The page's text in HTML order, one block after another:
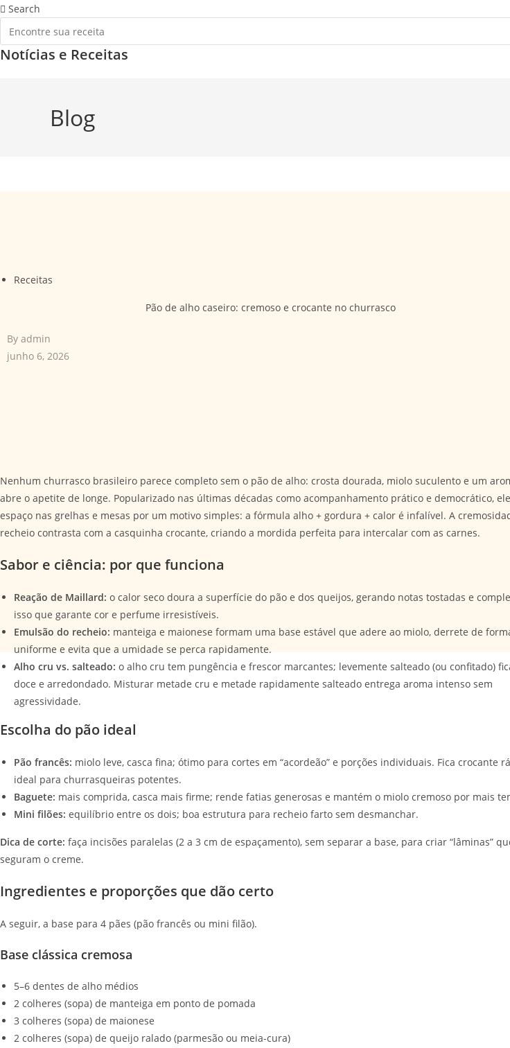
Ir
para
o
conteúdo
Search
Notícias e Receitas
Blog
Receitas
Pão de alho caseiro: cremoso e crocante no churrasco
By admin
junho 6, 2026
Nenhum churrasco brasileiro parece completo sem o pão de alho: crosta dourada, miolo suculento e um
abre o apetite de longe. Popularizado nas últimas décadas como acompanhamento prático e democrático,
espaço nas grelhas e mesas por um motivo simples: a fórmula alho + gordura + calor é infalível. A
recheio contrasta com a casquinha crocante, criando a mordida perfeita para intercalar com as carnes.
Sabor e ciência: por que funciona
Reação de Maillard: o calor seco doura a superfície do pão e dos queijos, gerando notas tostadas e
isso que garante cor e perfume irresistíveis.
Emulsão do recheio: manteiga e maionese formam uma base estável que adere ao miolo, derrete de
uniforme e evita que a umidade se perca rapidamente.
Alho cru vs. salteado: o alho cru tem pungência e frescor marcantes; levemente salteado (ou confitado)
doce e arredondado. Misturar metade cru e metade rapidamente salteado entrega aroma intenso sem
agressividade.
Escolha do pão ideal
Pão francês: miolo leve, casca fina; ótimo para cortes em “acordeão” e porções individuais. Fica crocante
ideal para churrasqueiras potentes.
Baguete: mais comprida, casca mais firme; rende fatias generosas e mantém o miolo cremoso por mais
Mini filões: equilíbrio entre os dois; boa estrutura para recheio farto sem desmanchar.
Dica de corte: faça incisões paralelas (2 a 3 cm de espaçamento), sem separar a base, para criar “lâminas”
seguram o creme.
Ingredientes e proporções que dão certo
A seguir, a base para 4 pães (pão francês ou mini filão).
Base clássica cremosa
5–6 dentes de alho médios
2 colheres (sopa) de manteiga em ponto de pomada
3 colheres (sopa) de maionese
2 colheres (sopa) de queijo ralado (parmesão ou meia-cura)